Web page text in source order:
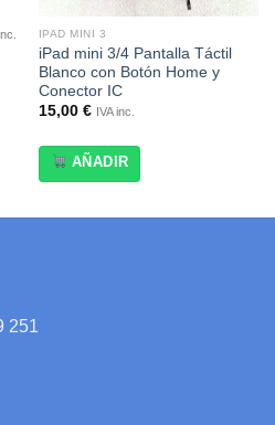
IPAD MINI 3
iPad mini 3/4 Pantalla Táctil
Blanco con Botón Home y
Conector IC
15,00 € IVA inc.
AÑADIR
251